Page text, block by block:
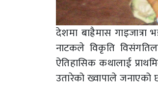
देशमा बाह्रैमास
नाटकले विकृति
ऐतिहासिक कथालाई
उतारेको ख्वापाले जनाएको